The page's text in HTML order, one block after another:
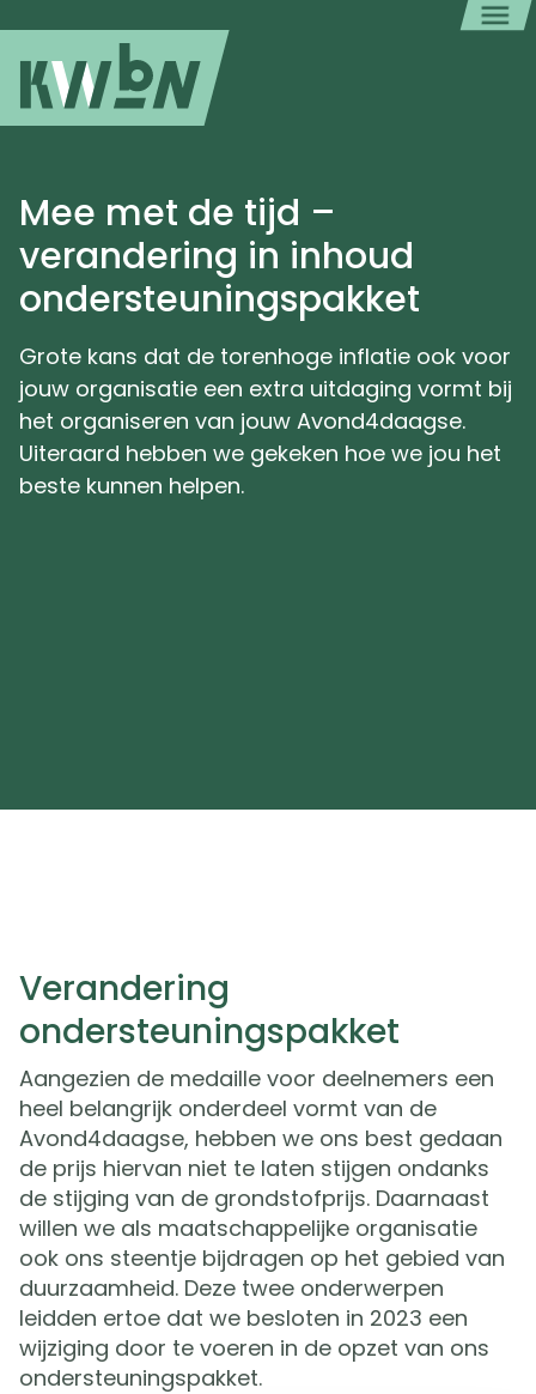
Mee met de tijd –
verandering in inhoud
ondersteuningspakket
Grote kans dat de torenhoge inflatie ook voor
jouw organisatie een extra uitdaging vormt bij
het organiseren van jouw Avond4daagse.
Uiteraard hebben we gekeken hoe we jou het
beste kunnen helpen.
Verandering
ondersteuningspakket
Aangezien de medaille voor deelnemers een
heel belangrijk onderdeel vormt van de
Avond4daagse, hebben we ons best gedaan
de prijs hiervan niet te laten stijgen ondanks
de stijging van de grondstofprijs. Daarnaast
willen we als maatschappelijke organisatie
ook ons steentje bijdragen op het gebied van
duurzaamheid. Deze twee onderwerpen
leidden ertoe dat we besloten in 2023 een
wijziging door te voeren in de opzet van ons
ondersteuningspakket.